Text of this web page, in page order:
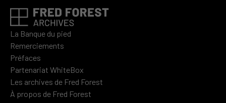
La Banque du pied
Remerciements
Préfaces
Partenariat WhiteBox
Les archives de Fred Forest
À propos de Fred Forest